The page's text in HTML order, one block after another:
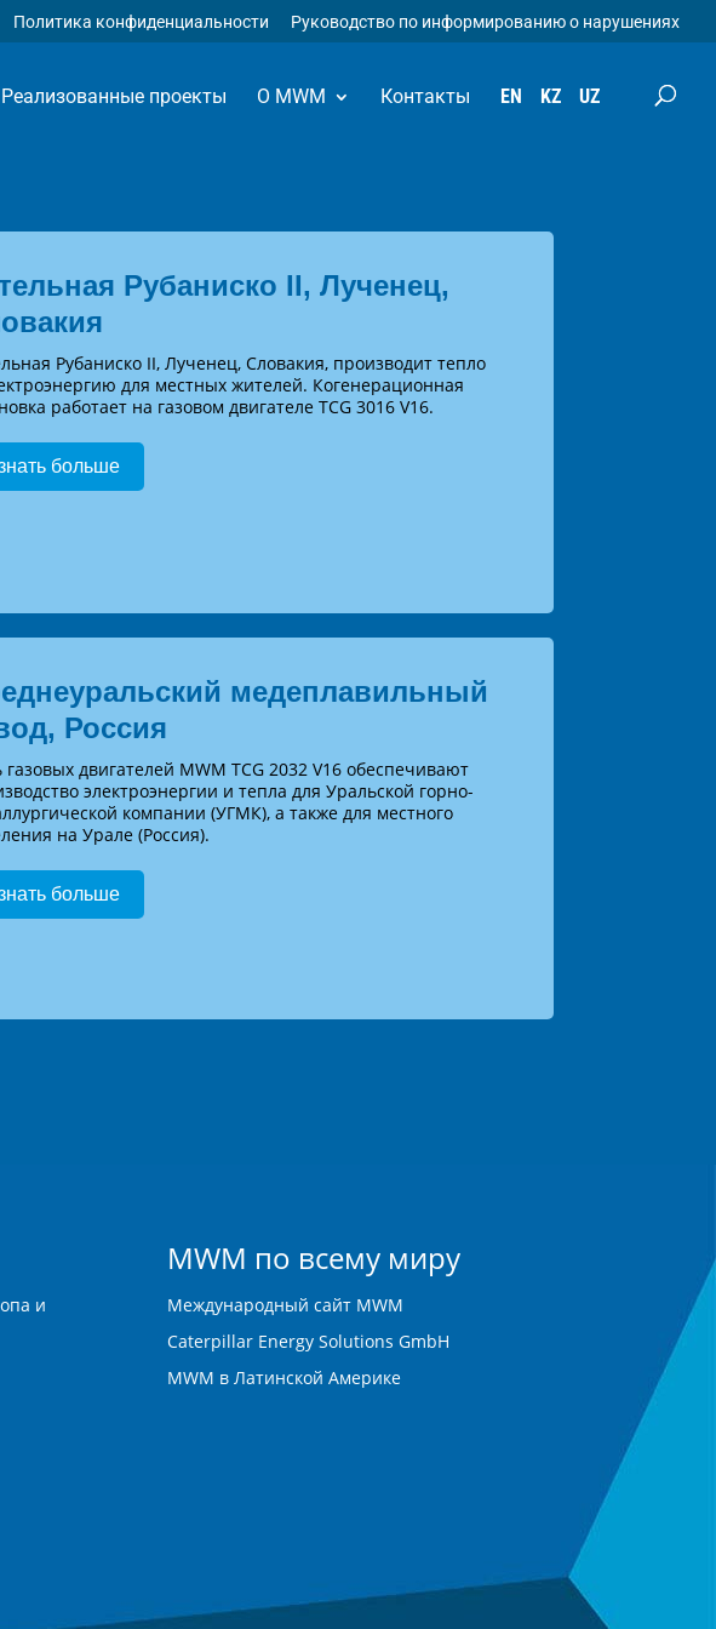
Политика конфиденциальности Руководство по информированию о нарушениях
Реализованные проекты О MWM Контакты EN KZ UZ
Рубаниско II, Лученец,
Рубаниско II, Лученец, Словакия, производит тепло
для местных жителей. Когенерационная
работает на газовом двигателе TCG 3016 V16.
больше
медеплавильный
Россия
газовых двигателей MWM TCG 2032 V16 обеспечивают
электроэнергии и тепла для Уральской горно-
компании (УГМК), а также для местного
на Урале (Россия).
больше
и
MWM по всему миру
Международный сайт MWM
Caterpillar Energy Solutions GmbH
MWM в Латинской Америке